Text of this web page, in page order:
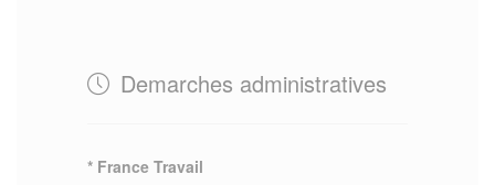
Demarches administratives
* France Travail